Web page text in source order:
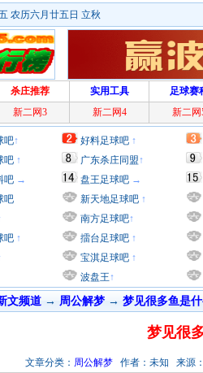
农历六月廿五日 立秋
杀庄推荐 实用工具 足球赛
新二网3 新二网4 新二网
吧↑
吧 ↑
吧 →
吧
吧 ↑
好料足球吧 ↑
广东杀庄同盟↑
盘王足球吧 →
新天地足球吧 ↑
南方足球吧↑
擂台足球吧 ↑
宝淇足球吧 ↑
波盘王↑
文频道→ 周公解梦 → 梦见很多鱼是
梦见很
文章分类： 周公解梦 作者：未知 来源